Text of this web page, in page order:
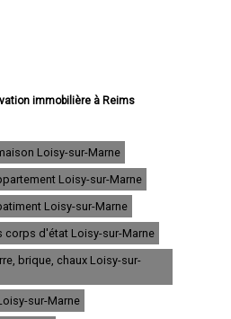
immobilière à Reims
immobilière à Vitry-le-François
immobilière à Tinqueux
immobilière à Bétheny
immobilière à Cormontreuil
immobilière à Fismes
immobilière à Saint-Memmie
immobilière à Sézanne
à Mourmelon-le-Grand
immobilière à Witry-lès-Reims
immobilière à Sainte-Menehould
immobilière à Fagnières
Loisy-sur-Marne
Loisy-sur-Marne
Loisy-sur-Marne
corps d'état Loisy-sur-Marne
brique, chaux Loisy-sur-
sur-Marne